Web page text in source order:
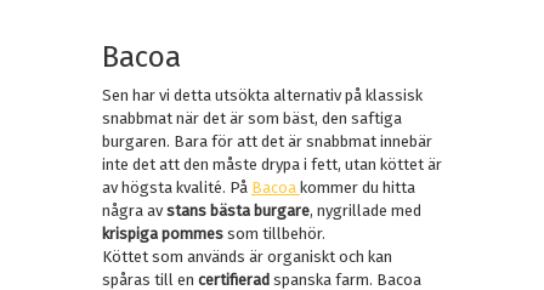
Bacoa
Sen har vi detta utsökta alternativ på klassisk
snabbmat när det är som bäst, den saftiga
burgaren. Bara för att det är snabbmat innebär
inte det att den måste drypa i fett, utan köttet är
av högsta kvalité. På Bacoa kommer du hitta
några av stans bästa burgare, nygrillade med
krispiga pommes som tillbehör.
Köttet som används är organiskt och kan
spåras till en certifierad spanska farm. Bacoa